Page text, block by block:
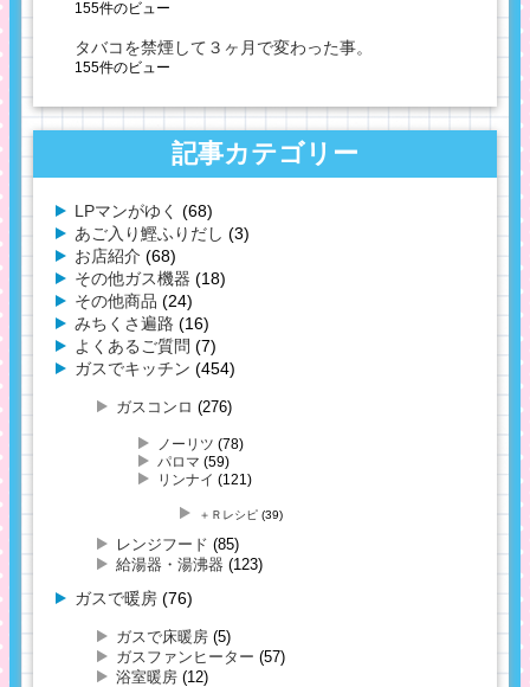
155件のビュー
タバコを禁煙して３ヶ月で変わった事。
155件のビュー
記事カテゴリー
LPマンがゆく (68)
あご入り鰹ふりだし (3)
お店紹介 (68)
その他ガス機器 (18)
その他商品 (24)
みちくさ遍路 (16)
よくあるご質問 (7)
ガスでキッチン (454)
ガスコンロ (276)
ノーリツ (78)
パロマ (59)
リンナイ (121)
＋Ｒレシピ (39)
レンジフード (85)
給湯器・湯沸器 (123)
ガスで暖房 (76)
ガスで床暖房 (5)
ガスファンヒーター (57)
浴室暖房 (12)